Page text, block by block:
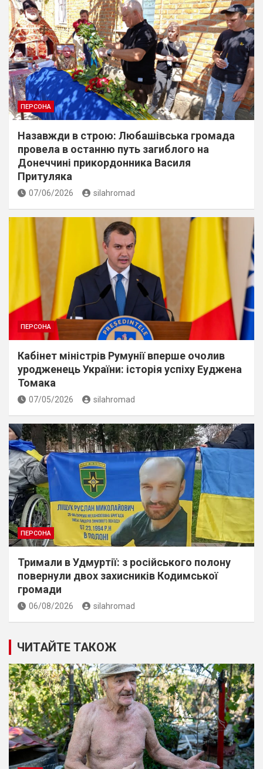
ПЕРСОНА
Назавжди в строю: Любашівська громада
провела в останню путь загиблого на
Донеччині прикордонника Василя
Притуляка
07/06/2026 silahromad
ПЕРСОНА
Кабінет міністрів Румунії вперше очолив
уродженець України: історія успіху Еуджена
Томака
07/05/2026 silahromad
ПЕРСОНА
Тримали в Удмуртії: з російського полону
повернули двох захисників Кодимської
громади
06/08/2026 silahromad
ЧИТАЙТЕ ТАКОЖ